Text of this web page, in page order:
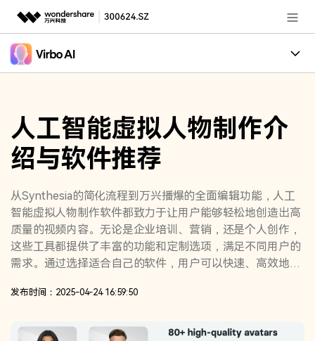
推荐产品
新闻中心
关于万兴
加入我们
帮助中心
客服热线：
核心卖点
适用人群
人工智能虚拟人物制作介
绍与软件推荐
从Synthesia的简化流程到万兴播爆的全面编辑功能，人工
智能虚拟人物制作软件都致力于让用户能够轻松地创造出高
质量的视频内容。无论是企业培训、营销，还是个人创作，
这些工具都提供了丰富的功能和定制选项，满足不同用户的
需求。通过选择适合自己的软件，用户可以快速、高效地制
发布时间：2025-04-24 16:59:50